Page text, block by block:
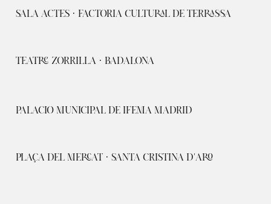
SALA ACTES · FACTORIA CULTURAL DE TERRASSA
TEATRE ZORRILLA · BADALONA
PALACIO MUNICIPAL DE IFEMA MADRID
PLAÇA DEL MERCAT · SANTA CRISTINA D'ARO